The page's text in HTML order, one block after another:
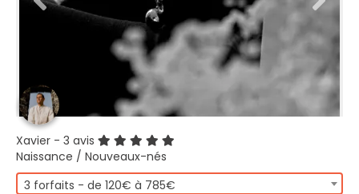
Xavier - 3 avis
Naissance / Nouveaux-nés
3 forfaits - de 120€ à 785€